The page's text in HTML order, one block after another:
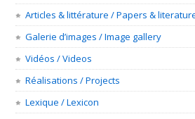
Articles & littérature / Papers &
Galerie d’images / Image gallery
Vidéos / Videos
Réalisations / Projects
Lexique / Lexicon